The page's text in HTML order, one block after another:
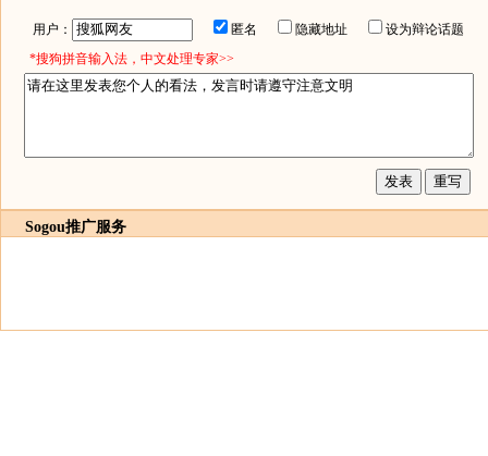
用户： 匿名 隐藏地址
设为辩论话题
*搜狗拼音输入法，中文处理专家>>
Sogou推广服务